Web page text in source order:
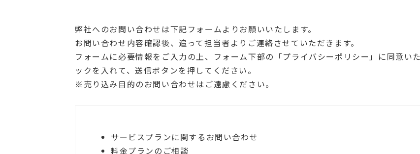
弊社へのお問い合わせは下記フォームよりお願いいたします。
お問い合わせ内容確認後、追って担当者よりご連絡させていただきます。
フォームに必要情報をご入力の上、フォーム下部の「プライバシーポリシー」に同意い
ックを入れて、送信ボタンを押してください。
※売り込み目的のお問い合わせはご遠慮ください。
サービスプランに関するお問い合わせ
料金プランのご相談